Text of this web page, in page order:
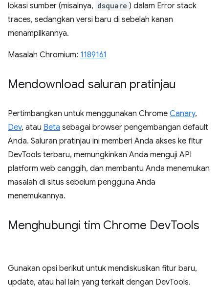
lokasi sumber (misalnya, dsquare ) dalam Error stack
traces, sedangkan versi baru di sebelah kanan
menampilkannya.
Masalah Chromium: 1189161
Mendownload saluran pratinjau
Pertimbangkan untuk menggunakan Chrome Canary,
Dev, atau Beta sebagai browser pengembangan default
Anda. Saluran pratinjau ini memberi Anda akses ke fitur
DevTools terbaru, memungkinkan Anda menguji API
platform web canggih, dan membantu Anda menemukan
masalah di situs sebelum pengguna Anda
menemukannya.
Menghubungi tim Chrome DevTools
Gunakan opsi berikut untuk mendiskusikan fitur baru,
update, atau hal lain yang terkait dengan DevTools.